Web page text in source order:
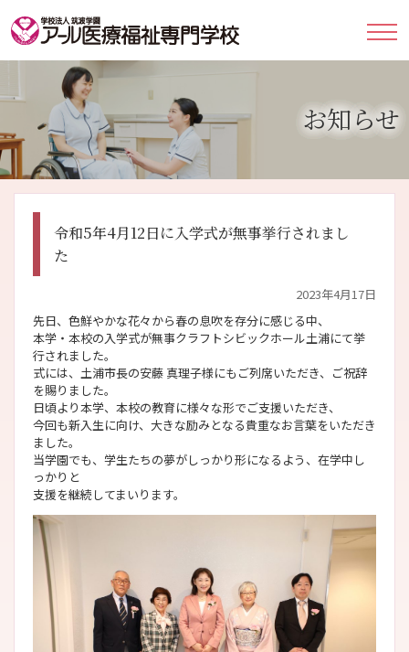
お知らせ
令和5年4月12日に入学式が無事挙行されまし
た
2023年4月17日
先日、色鮮やかな花々から春の息吹を存分に感じる中、
本学・本校の入学式が無事クラフトシビックホール土浦にて挙
行されました。
式には、土浦市長の安藤 真理子様にもご列席いただき、ご祝辞
を賜りました。
日頃より本学、本校の教育に様々な形でご支援いただき、
今回も新入生に向け、大きな励みとなる貴重なお言葉をいただき
ました。
当学園でも、学生たちの夢がしっかり形になるよう、在学中し
っかりと
支援を継続してまいります。